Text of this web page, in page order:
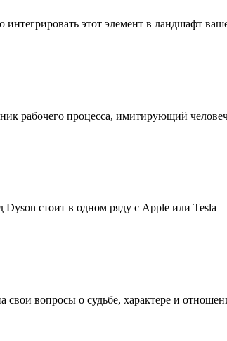
этот элемент в ландшафт
рабочего процесса, имитирующий
Dyson стоит в одном ряду с Apple или Tesla
вопросы о судьбе, характере и